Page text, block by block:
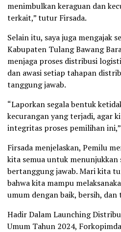
menimbulkan keraguan dan
terkait,” tutur Firsada.
Selain itu, saya juga mengajak
Kabupaten Tulang Bawang
menjaga proses distribusi
dan awasi setiap tahapan
tanggung jawab.
“Laporkan segala bentuk
kecurangan yang terjadi, agar
integritas proses pemilihan
Firsada menjelaskan, Pemilu
kita semua untuk
bertanggung jawab. Mari kita
bahwa kita mampu
umum dengan baik, bersih,
Hadir Dalam Launching
Umum Tahun 2024,